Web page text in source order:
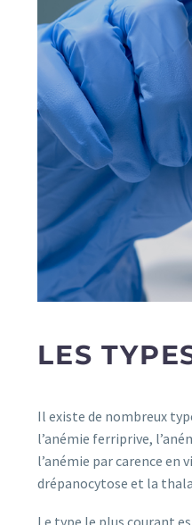
LES
Il existe de nombreux
l’anémie ferriprive,
l’anémie par carence en
drépanocytose et la
Le type le plus courant